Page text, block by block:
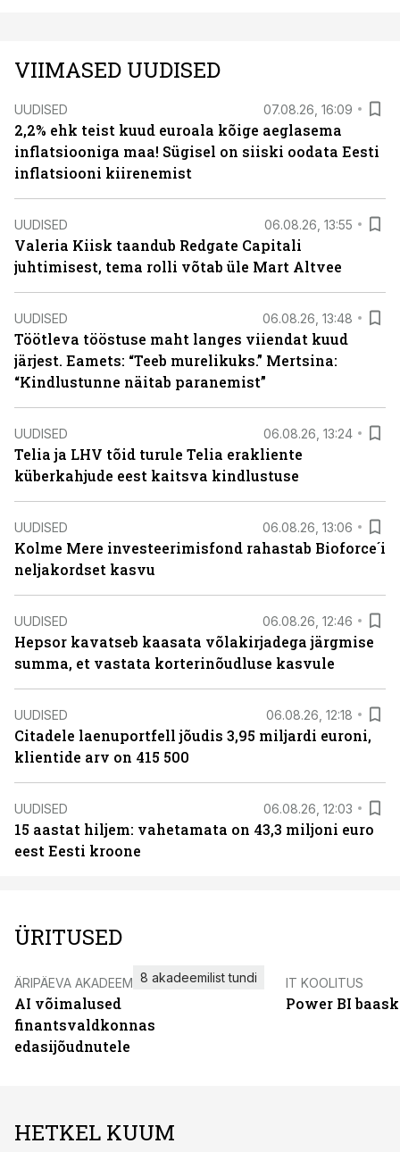
VIIMASED UUDISED
UUDISED 07.08.26, 16:09
2,2% ehk teist kuud euroala kõige aeglasema
inflatsiooniga maa! Sügisel on siiski oodata Eesti
inflatsiooni kiirenemist
UUDISED 06.08.26, 13:55
Valeria Kiisk taandub Redgate Capitali
juhtimisest, tema rolli võtab üle Mart Altvee
UUDISED 06.08.26, 13:48
Töötleva tööstuse maht langes viiendat kuud
järjest. Eamets: “Teeb murelikuks.” Mertsina:
“Kindlustunne näitab paranemist”
UUDISED 06.08.26, 13:24
Telia ja LHV tõid turule Telia erakliente
küberkahjude eest kaitsva kindlustuse
UUDISED 06.08.26, 13:06
Kolme Mere investeerimisfond rahastab Bioforce´i
neljakordset kasvu
UUDISED 06.08.26, 12:46
Hepsor kavatseb kaasata võlakirjadega järgmise
summa, et vastata korterinõudluse kasvule
UUDISED 06.08.26, 12:18
Citadele laenuportfell jõudis 3,95 miljardi euroni,
klientide arv on 415 500
UUDISED 06.08.26, 12:03
15 aastat hiljem: vahetamata on 43,3 miljoni euro
eest Eesti kroone
ÜRITUSED
ÄRIPÄEVA AKADEEMIA
AI võimalused
finantsvaldkonnas
edasijõudnutele
8 akadeemilist tundi IT KOOLITUS
Power BI
HETKEL KUUM